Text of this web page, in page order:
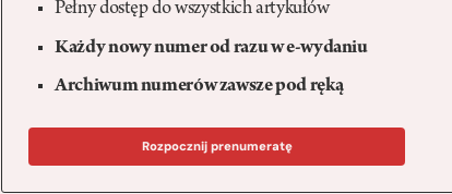
Pełny dostęp do wszystkich artykułów
Każdy nowy numer od razu w e-wydaniu
Archiwum numerów zawsze pod ręką
Rozpocznij prenumeratę